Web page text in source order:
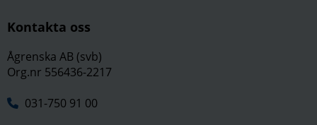
Kontakta oss
Ågrenska AB (svb)
Org.nr 556436-2217
031-750 91 00